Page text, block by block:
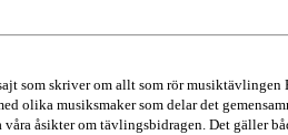
som skriver om allt som rör musiktävlingen
olika musiksmaker som delar det
åsikter om tävlingsbidragen. Det gäller